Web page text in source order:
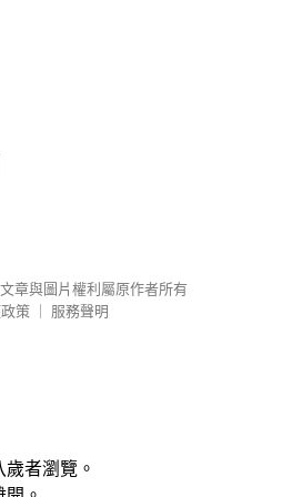
文章與圖片權利屬原作者所有
策
服務聲明
者瀏覽。